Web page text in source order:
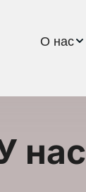
О нас